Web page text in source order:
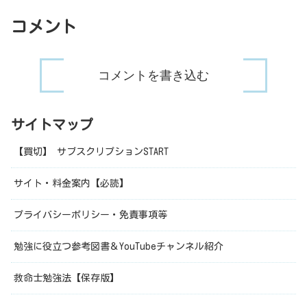
コメント
コメントを書き込む
サイトマップ
【買切】 サブスクリプションSTART
サイト・料金案内【必読】
プライバシーポリシー・免責事項等
勉強に役立つ参考図書＆YouTubeチャンネル紹介
救命士勉強法【保存版】